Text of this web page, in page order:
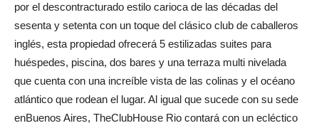
por el descontracturado estilo carioca de las décadas del
sesenta y setenta con un toque del clásico club de caballeros
inglés, esta propiedad ofrecerá 5 estilizadas suites para
huéspedes, piscina, dos bares y una terraza multi nivelada
que cuenta con una increíble vista de las colinas y el océano
atlántico que rodean el lugar. Al igual que sucede con su sede
enBuenos Aires, TheClubHouse Rio contará con un ecléctico